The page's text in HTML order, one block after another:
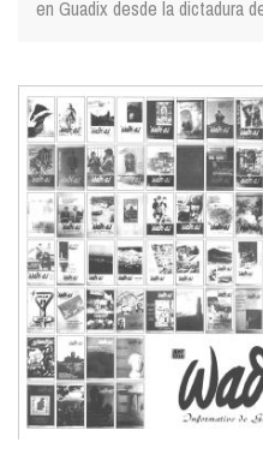
en Guadix desde la dictadura